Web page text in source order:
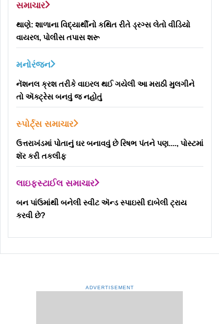
સમાચાર
થાણે: શાળાના વિદ્યાર્થીનો કથિત રીતે ડ્રગ્સ લેતો વીડિયો
વાયરલ, પોલીસ તપાસ શરૂ
મનોરંજન
નૅશનલ ક્રશ તરીકે વાઇરલ થઈ ગયેલી આ મરાઠી મુલગીને
તો ઍક્ટ્રેસ બનવું જ નહોતું
સ્પોર્ટ્સ સમાચાર
ઉત્તરાખંડમાં પોતાનું ઘર બનાવવું છે રિષભ પંતને પણ...., પોસ્ટમાં
શૅર કરી તકલીફ
લાઇફસ્ટાઈલ સમાચાર
બન પાંઉમાંથી બનેલી સ્વીટ ઍન્ડ સ્પાઇસી દાબેલી ટ્રાય
કરવી છે?
ADVERTISEMENT